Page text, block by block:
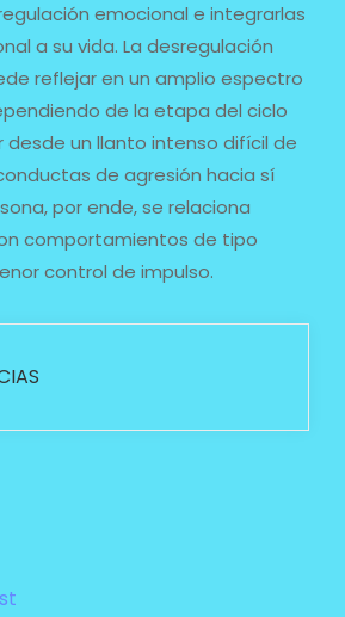
emocional e integrarlas
a su vida. La desregulación
reflejar en un amplio espectro
de la etapa del ciclo
desde un llanto intenso difícil de
de agresión hacia sí
por ende, se relaciona
comportamientos de tipo
control de impulso.